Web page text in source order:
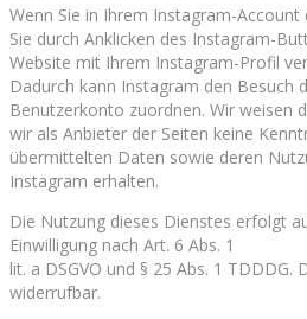
Wenn Sie in Ihrem Instagram-
Sie durch Anklicken des Instagram-
Website mit Ihrem Instagram-Profil
Dadurch kann Instagram den Besuch
Benutzerkonto zuordnen. Wir weisen
wir als Anbieter der Seiten keine
übermittelten Daten sowie deren
Instagram erhalten.
Die Nutzung dieses Dienstes erfolgt
Einwilligung nach Art. 6 Abs. 1
lit. a DSGVO und § 25 Abs. 1 TDDDG.
widerrufbar.